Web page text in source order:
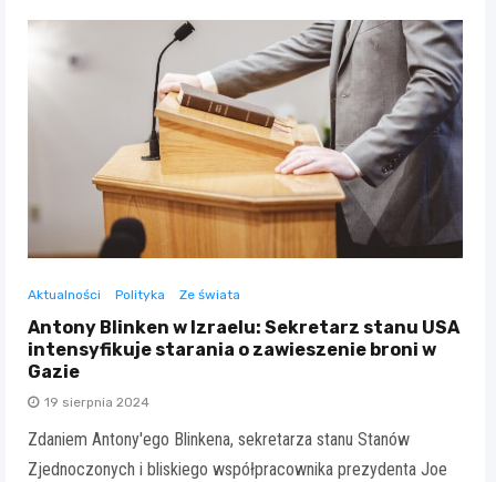
Aktualności Polityka Ze świata
Antony Blinken w Izraelu: Sekretarz stanu USA
intensyfikuje starania o zawieszenie broni w
Gazie
19 sierpnia 2024
Zdaniem Antony'ego Blinkena, sekretarza stanu Stanów
Zjednoczonych i bliskiego współpracownika prezydenta Joe